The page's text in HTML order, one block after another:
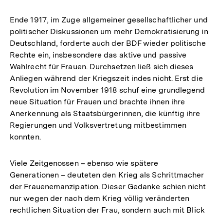
Ende 1917, im Zuge allgemeiner gesellschaftlicher und
politischer Diskussionen um mehr Demokratisierung in
Deutschland, forderte auch der BDF wieder politische
Rechte ein, insbesondere das aktive und passive
Wahlrecht für Frauen. Durchsetzen ließ sich dieses
Anliegen während der Kriegszeit indes nicht. Erst die
Revolution im November 1918 schuf eine grundlegend
neue Situation für Frauen und brachte ihnen ihre
Anerkennung als Staatsbürgerinnen, die künftig ihre
Regierungen und Volksvertretung mitbestimmen
konnten.
Viele Zeitgenossen – ebenso wie spätere
Generationen – deuteten den Krieg als Schrittmacher
der Frauenemanzipation. Dieser Gedanke schien nicht
nur wegen der nach dem Krieg völlig veränderten
rechtlichen Situation der Frau, sondern auch mit Blick